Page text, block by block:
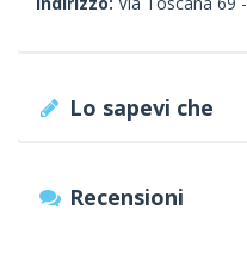
Lo sapevi che
Recensioni